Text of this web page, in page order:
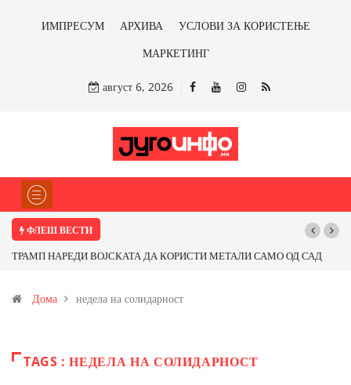
ИМПРЕСУМ АРХИВА
УСЛОВИ ЗА КОРИСТЕЊЕ
МАРКЕТИНГ
август 6, 2026
ФЛЕШ ВЕСТИ
ТРАМП НАРЕДИ ВОЈСКАТА ДА КОРИСТИ МЕТАЛИ САМО ОД САД
Иловица и со антимонот?
Дома недела на солидарност
TAGS : НЕДЕЛА НА СОЛИДАРНОСТ